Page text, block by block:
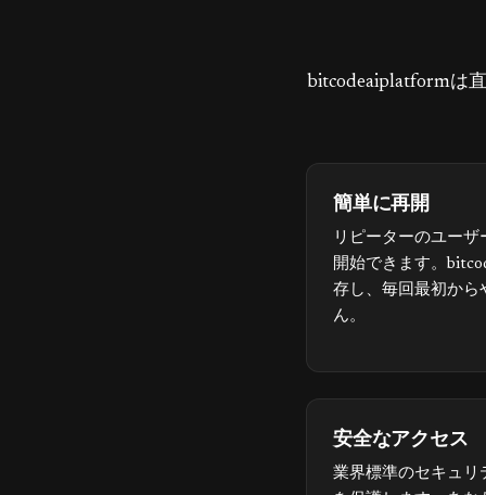
bitcodeaiplatformは
簡単に再開
リピーターのユー
開始できます。
存し、毎回最初から
ん。
安全なアクセス
業界標準のセキュリ